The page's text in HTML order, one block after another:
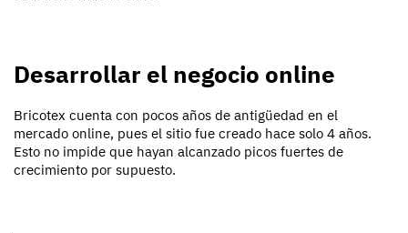
Desarrollar el negocio online
Bricotex cuenta con pocos años de antigüedad en el
mercado online, pues el sitio fue creado hace solo 4 años.
Esto no impide que hayan alcanzado picos fuertes de
crecimiento por supuesto.